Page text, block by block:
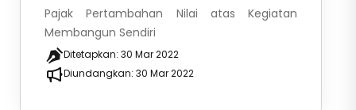
Pajak Pertambahan Nilai atas Kegiatan
Membangun Sendiri
Ditetapkan: 30 Mar 2022
Diundangkan: 30 Mar 2022